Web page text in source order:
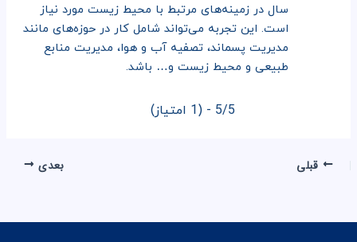
سال در زمینه‌های مرتبط با محیط زیست مورد نیاز
است. این تجربه می‌تواند شامل کار در حوزه‌های مانند
مدیریت پسماند، تصفیه آب و هوا، مدیریت منابع
طبیعی و محیط زیست و… باشد.
5/5 - (1 امتیاز)
قبلی بعدی